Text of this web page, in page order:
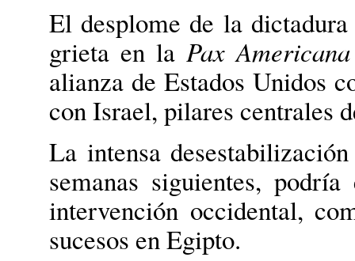
El desplome de la
grieta en la Pax Americana
alianza de Estados Unidos
con Israel, pilares centrales
La intensa
semanas siguientes,
intervención occidental,
sucesos en Egipto.